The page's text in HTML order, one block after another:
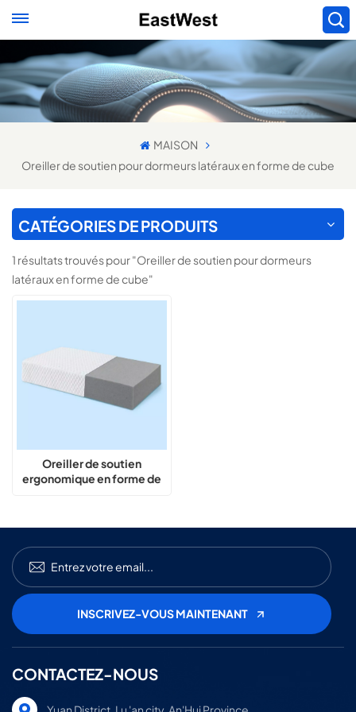
MAISON
Oreiller de soutien pour dormeurs latéraux en forme de cube
CATÉGORIES DE PRODUITS
1 résultats trouvés pour "Oreiller de soutien pour dormeurs
latéraux en forme de cube"
Oreiller de soutien
ergonomique en forme de
CONTACTEZ-NOUS